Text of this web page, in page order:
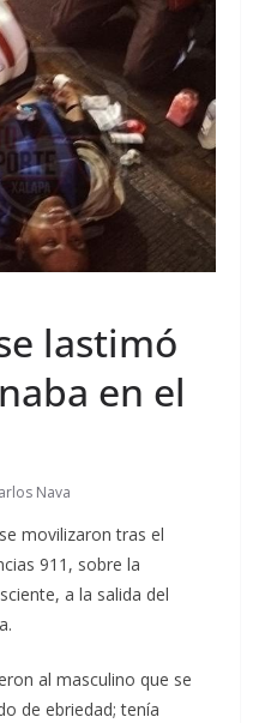
lastimó
en el
Nava
movilizaron tras el
911, sobre la
a la salida del
al masculino que se
de ebriedad; tenía